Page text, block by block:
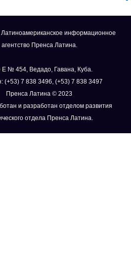
информационное
агентство Пренса Латина.
E № 454, Ведадо, Гавана, Куба.
(+53) 7 838 3496, (+53) 7 838 3497
Пренса Латина © 2023
и разработан отделом развития
отдела Пренса Латина.